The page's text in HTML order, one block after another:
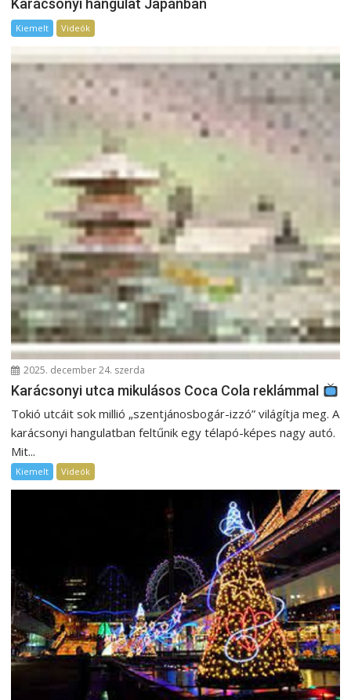
Karácsonyi hangulat Japánban
Kiemelt Videók
2025. december 24. szerda
Karácsonyi utca mikulásos Coca Cola reklámmal
Tokió utcáit sok millió „szentjánosbogár-izzó” világítja meg. A
karácsonyi hangulatban feltűnik egy télapó-képes nagy autó.
Mit...
Kiemelt Videók